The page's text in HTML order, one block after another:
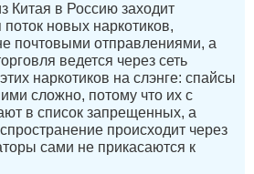
Китая в Россию заходит
новых наркотиков,
почтовыми отправлениями, а
ведется через сеть
наркотиков на слэнге: спайсы
сложно, потому что их с
в список запрещенных, а
происходит через
сами не прикасаются к